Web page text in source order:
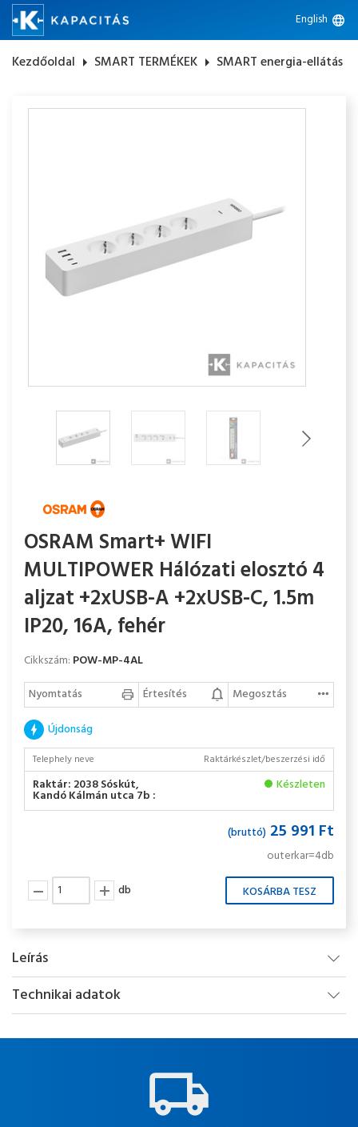
English language
Kezdőoldal arrow_right SMART TERMÉKEK arrow_right SMART energia-ellátás
OSRAM Smart+ WIFI
MULTIPOWER Hálózati elosztó 4
aljzat +2xUSB-A +2xUSB-C, 1.5m
IP20, 16A, fehér
Cikkszám: POW-MP-4AL
Nyomtatás
Értesítés
Megosztás
Újdonság
Telephely neve Raktárkészlet/beszerzési idő
Raktár: 2038 Sóskút,
Kandó Kálmán utca 7b :
Készleten
(bruttó) 25 991 Ft
outerkar=4db
db
Leírás
Technikai adatok